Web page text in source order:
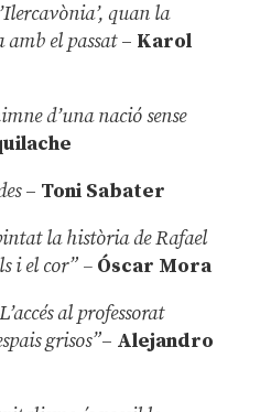
quan la
amb el passat– Karol
d’una nació sense
– Toni Sabater
la història de Rafael
i el cor” –Óscar Mora
al professorat
grisos”– Alejandro